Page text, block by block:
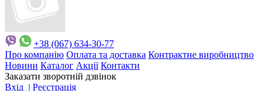
+38 (067) 634-30-77
Про компанію Оплата та доставка Контрактне виробництво
Новини Каталог Акції Контакти
Заказати зворотній дзвінок
Вхід | Реєстрація